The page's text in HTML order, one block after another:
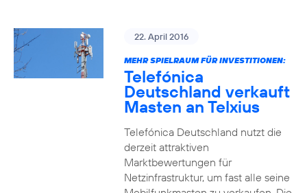
22. April 2016
MEHR SPIELRAUM FÜR INVESTITIONEN:
Telefónica
Deutschland verkauft
Masten an Telxius
Telefónica Deutschland nutzt die
derzeit attraktiven
Marktbewertungen für
Netzinfrastruktur, um fast alle seine